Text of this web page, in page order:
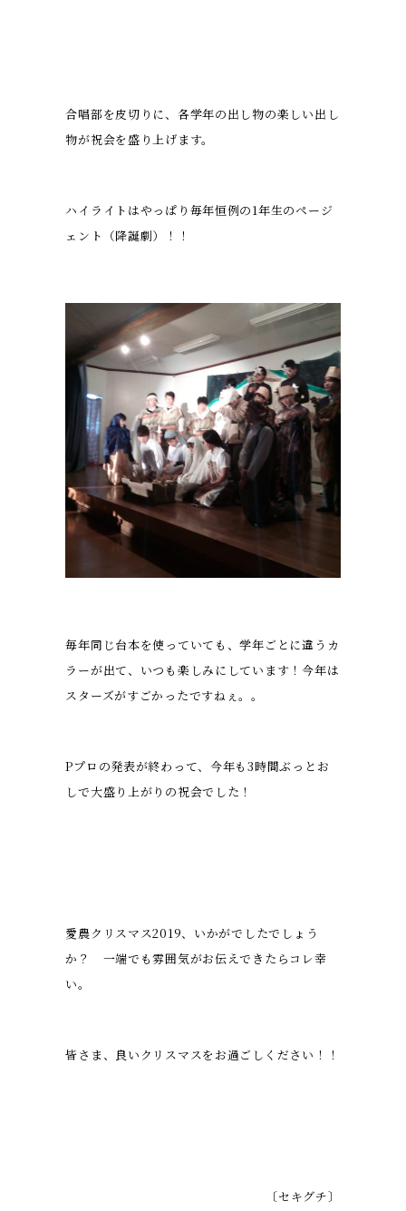
合唱部を皮切りに、各学年の出し物の楽しい出し
物が祝会を盛り上げます。
ハイライトはやっぱり毎年恒例の1年生のページ
ェント（降誕劇）！！
毎年同じ台本を使っていても、学年ごとに違うカ
ラーが出て、いつも楽しみにしています！今年は
スターズがすごかったですねぇ。。
Pプロの発表が終わって、今年も3時間ぶっとお
しで大盛り上がりの祝会でした！
愛農クリスマス2019、いかがでしたでしょう
か？ 一端でも雰囲気がお伝えできたらコレ幸
い。
皆さま、良いクリスマスをお過ごしください！！
〔セキグチ〕